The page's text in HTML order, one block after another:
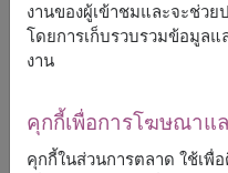
ราคาตามพื้นที่จัดส่ง
เริ่มต้นที่
หมายเหตุ:
การจัดและดอกไม้อ
งานของผู้เข้าชมและจะช่ว
โดยการเก็บรวบรวมข้อมูลแ
งาน
คุกกี้เพื่อการโฆษณาแ
คุกกี้ในส่วนการตลาด ใช้เพื่